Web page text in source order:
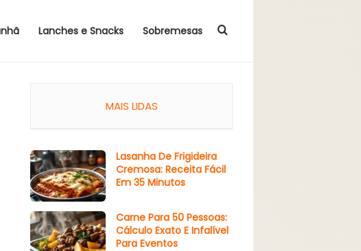
Lanches e Snacks Sobremesas Procurar por
MAIS LIDAS
Lasanha De Frigideira
Cremosa: Receita Fácil
Em 35 Minutos
Carne Para 50 Pessoas:
Cálculo Exato E Infalível
Para Eventos